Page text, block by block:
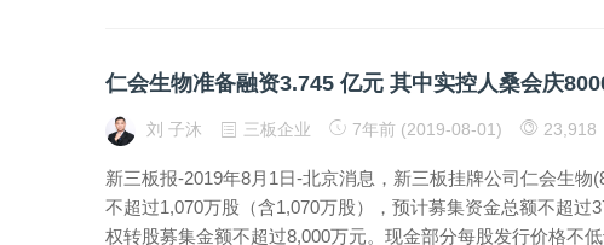
仁会生物准备融资3.745 亿元 其中实控人桑会庆
刘 子沐 三板企业 7年前 (2019-08-01) 23,918
新三板报-2019年8月1日-北京消息，新三板挂牌公司仁会生
不超过1,070万股（含1,070万股），预计募集资金总额不超
权转股募集金额不超过8,000万元。现金部分每股发行价格不